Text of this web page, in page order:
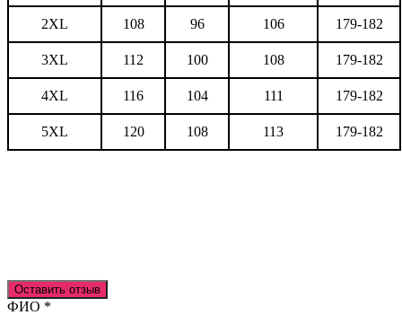
2XL 108 96 106 179-182
3XL 112 100 108 179-182
4XL 116 104 111 179-182
5XL 120 108 113 179-182
Оставить отзыв
Ваш отзыв был отправлен!
ФИО *